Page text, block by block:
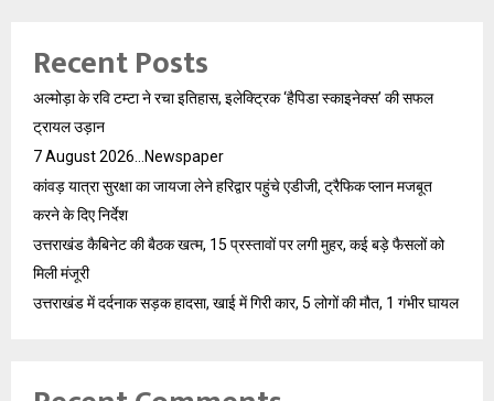
Recent Posts
अल्मोड़ा के रवि टम्टा ने रचा इतिहास, इलेक्ट्रिक ‘हैपिडा स्काइनेक्स’ की सफल
ट्रायल उड़ान
7 August 2026…Newspaper
कांवड़ यात्रा सुरक्षा का जायजा लेने हरिद्वार पहुंचे एडीजी, ट्रैफिक प्लान मजबूत
करने के दिए निर्देश
उत्तराखंड कैबिनेट की बैठक खत्म, 15 प्रस्तावों पर लगी मुहर, कई बड़े फैसलों को
मिली मंजूरी
उत्तराखंड में दर्दनाक सड़क हादसा, खाई में गिरी कार, 5 लोगों की मौत, 1 गंभीर घायल